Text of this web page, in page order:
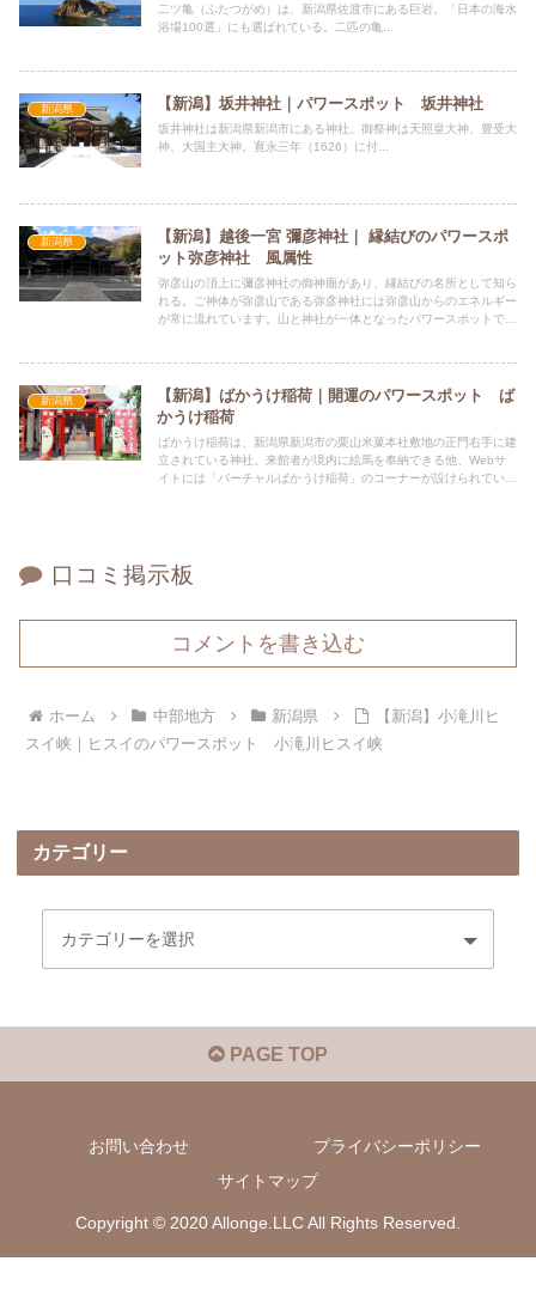
二ツ亀（ふたつがめ）は、新潟県佐渡市にある巨岩。「日本の海水
浴場100選」にも選ばれている。二匹の亀...
新潟県 【新潟】坂井神社｜パワースポット 坂井神社
坂井神社は新潟県新潟市にある神社。御祭神は天照皇大神、豊受大
神、大国主大神。寛永三年（1626）に付...
新潟県
【新潟】越後一宮 彌彦神社｜ 縁結びのパワースポ
ット弥彦神社 風属性
弥彦山の頂上に彌彦神社の御神廟があり、縁結びの名所として知ら
れる。ご神体が弥彦山である弥彦神社には弥彦山からのエネルギー
が常に流れています。山と神社が一体となったパワースポットで家
新潟県
【新潟】ばかうけ稲荷｜開運のパワースポット ば
かうけ稲荷
ばかうけ稲荷は、新潟県新潟市の栗山米菓本社敷地の正門右手に建
立されている神社。来館者が境内に絵馬を奉納できる他、Webサ
イトには「バーチャルばかうけ稲荷」のコーナーが設けられてい
口コミ掲示板
コメントを書き込む
ホーム 中部地方 新潟県
【新潟】小滝川ヒ
スイ峡｜ヒスイのパワースポット 小滝川ヒスイ峡
カテゴリー
PAGE TOP
お問い合わせ
プライバシーポリシー
サイトマップ
Copyright © 2020 Allonge.LLC All Rights Reserved.